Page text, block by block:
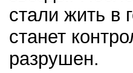
стали жить в
станет
разрушен.